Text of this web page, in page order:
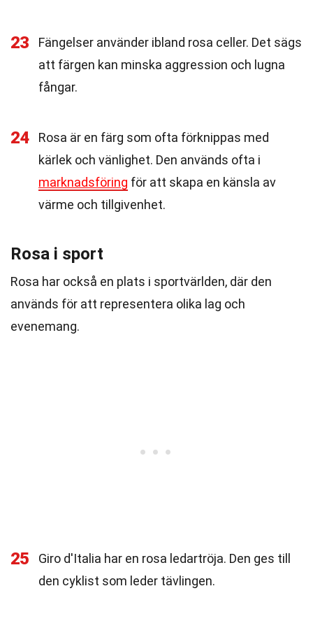
23
Fängelser använder ibland rosa celler. Det sägs
att färgen kan minska aggression och lugna
fångar.
24
Rosa är en färg som ofta förknippas med
kärlek och vänlighet. Den används ofta i
marknadsföring för att skapa en känsla av
värme och tillgivenhet.
Rosa i sport
Rosa har också en plats i sportvärlden, där den
används för att representera olika lag och
evenemang.
25
Giro d'Italia har en rosa ledartröja. Den ges till
den cyklist som leder tävlingen.